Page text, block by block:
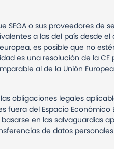
o sus proveedores de
a las del país desde
es posible que no
es una resolución de la
al de la Unión
obligaciones legales
fuera del Espacio
en las salvaguardias
de datos